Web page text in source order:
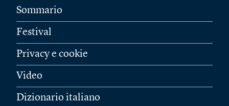
Sommario
Festival
Privacy e cookie
Video
Dizionario italiano